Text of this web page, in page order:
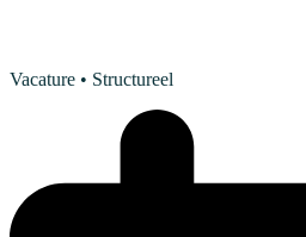
Vacature • Structureel